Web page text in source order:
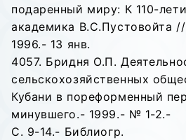
подаренный миру: К 110-
академика В.С.Пустовойта
1996.- 13 янв.
4057. Бридня О.П.
сельскохозяйственных
Кубани в пореформенный
минувшего.- 1999.- № 1-2.-
С. 9-14.- Библиогр.